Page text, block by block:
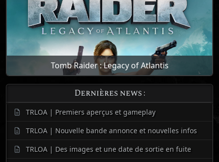
Tomb Raider : Legacy of Atlantis
Dernières news :
TRLOA | Premiers aperçus et gameplay
TRLOA | Nouvelle bande annonce et nouvelles infos
TRLOA | Des images et une date de sortie en fuite